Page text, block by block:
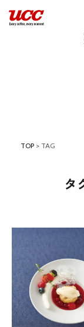
TOP > TAG
タ